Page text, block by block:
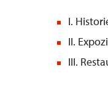
I.
II.
III.